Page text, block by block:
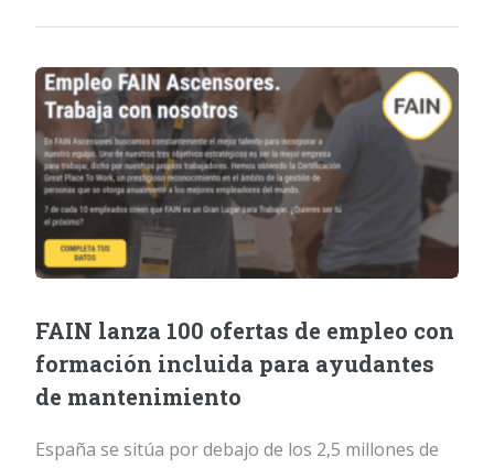
FAIN lanza 100 ofertas de empleo con
formación incluida para ayudantes
de mantenimiento
España se sitúa por debajo de los 2,5 millones de